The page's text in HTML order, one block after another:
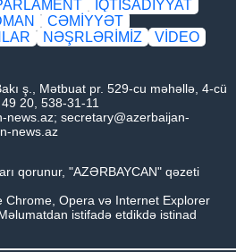
il 20 fevral tarixli 111 nömrəli
haqqında" Azərbaycan
edilməsi barədə" 2020-ci il
fərmanlarında dəyişiklik
İQTİSADİYYAT
CƏMİYYƏT
NƏŞRLƏRİMİZ
VİDEO
ş., Mətbuat pr. 529-cu məhəllə, 4-cü
20, 538-31-11
news.az; secretary@azerbaijan-
news.az
qorunur, "AZƏRBAYCAN" qəzeti
Chrome, Opera və Internet Explorer
istifadə etdikdə istinad